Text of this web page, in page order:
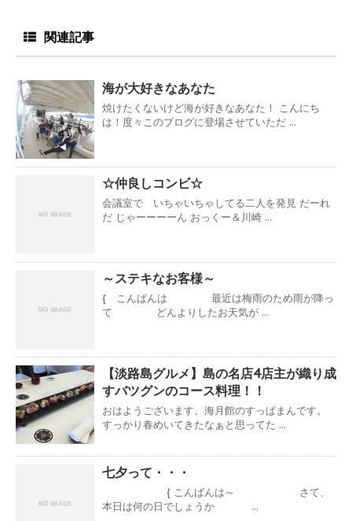
関連記事
海が大好きなあなた
焼けたくないけど海が好きなあなた！ こんにち
は！度々このブログに登場させていただ ...
☆仲良しコンビ☆
会議室で いちゃいちゃしてる二人を発見 だーれ
だ じゃーーーーん おっくー＆川崎 ...
～ステキなお客様～
{ こんばんは 最近は梅雨のため雨が降っ
て どんよりしたお天気が ...
【淡路島グルメ】島の名店4店主が織り成
すバツグンのコース料理！！
おはようございます。海月館のすっぱまんです。
すっかり春めいてきたなぁと思ってた ...
七夕って・・・
{ こんばんは～ さて、
本日は何の日でしょうか ...